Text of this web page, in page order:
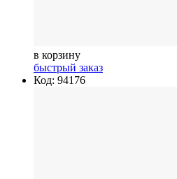
в корзину
быстрый заказ
Код: 94176